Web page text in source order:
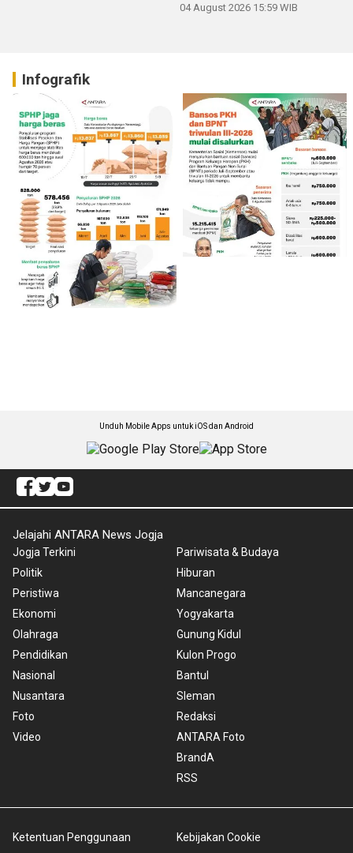
04 August 2026 15:59 WIB
Infografik
Unduh Mobile Apps untuk iOS dan Android
Jelajahi ANTARA News Jogja
Jogja Terkini
Politik
Peristiwa
Ekonomi
Olahraga
Pendidikan
Nasional
Nusantara
Foto
Video
Pariwisata & Budaya
Hiburan
Mancanegara
Yogyakarta
Gunung Kidul
Kulon Progo
Bantul
Sleman
Redaksi
ANTARA Foto
BrandA
RSS
Ketentuan Penggunaan
Kebijakan Cookie